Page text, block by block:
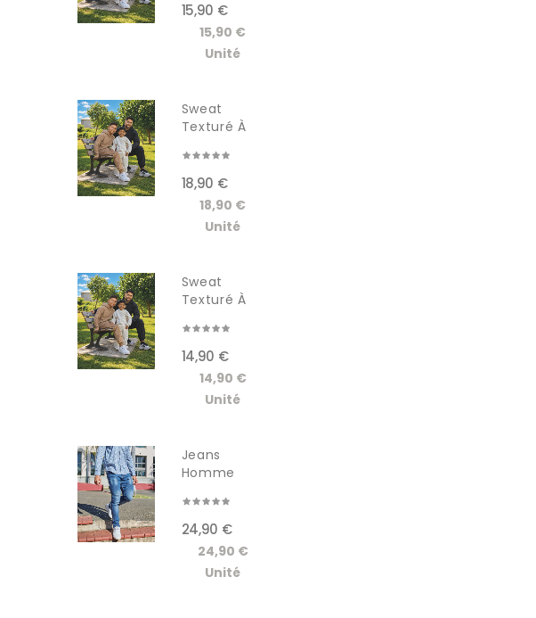
15,90 €
15,90 €
Unité
Sweat
Texturé À
18,90 €
18,90 €
Unité
Sweat
Texturé À
14,90 €
14,90 €
Unité
Jeans
Homme
24,90 €
24,90 €
Unité